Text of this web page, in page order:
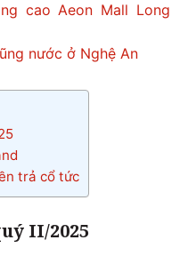
cao Aeon Mall Long
nước ở Nghệ An
trả cổ tức
II/2025